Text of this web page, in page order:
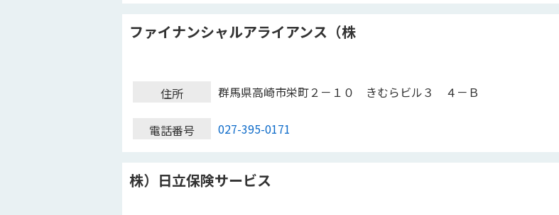
ファイナンシャルアライアンス（株
住所 群馬県高崎市栄町２－１０ きむらビル３ ４－Ｂ
電話番号 027-395-0171
株）日立保険サービス